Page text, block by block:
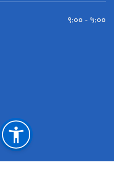
९:०० - ५:००